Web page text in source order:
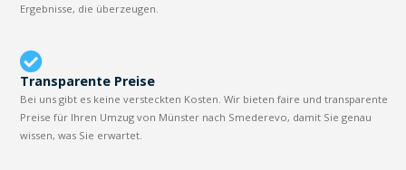
Ergebnisse, die überzeugen.
Transparente Preise
Bei uns gibt es keine versteckten Kosten. Wir bieten faire und transparente
Preise für Ihren Umzug von Münster nach Smederevo, damit Sie genau
wissen, was Sie erwartet.